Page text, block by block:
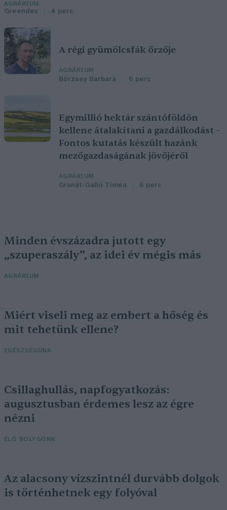
AGRÁRIUM
Greendex 4 perc
A régi gyümölcsfák őrzője
AGRÁRIUM
Börzsey Barbara 6 perc
Egymillió hektár szántóföldön
kellene átalakítani a gazdálkodást –
Fontos kutatás készült hazánk
mezőgazdaságának jövőjéről
AGRÁRIUM
Granát-Galló Tímea 6 perc
Minden évszázadra jutott egy
„szuperaszály”, az idei év mégis más
AGRÁRIUM
Miért viseli meg az embert a hőség és
mit tehetünk ellene?
EGÉSZSÉGÜNK
Csillaghullás, napfogyatkozás:
augusztusban érdemes lesz az égre
nézni
ÉLŐ BOLYGÓNK
Az alacsony vízszintnél durvább dolgok
is történhetnek egy folyóval